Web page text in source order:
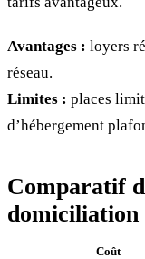
Avantages : loyers
réseau.
Limites : places
d’hébergement
Comparatif
domiciliation
Coût